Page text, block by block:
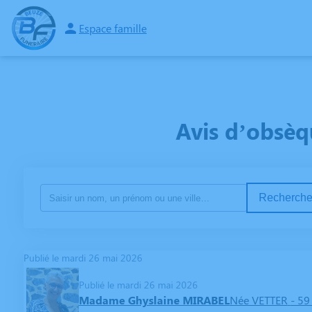
Espace famille
ORGANISER DES OBSÈQUESPRÉVOIR SES OBSÈQUES
Avis
Publié le mardi 26 mai 2026
Publié le mardi 26 mai 2026
Madame Ghyslaine MIRABELNée VETTER - 59